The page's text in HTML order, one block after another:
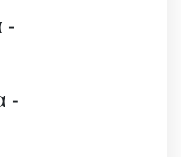
-
-